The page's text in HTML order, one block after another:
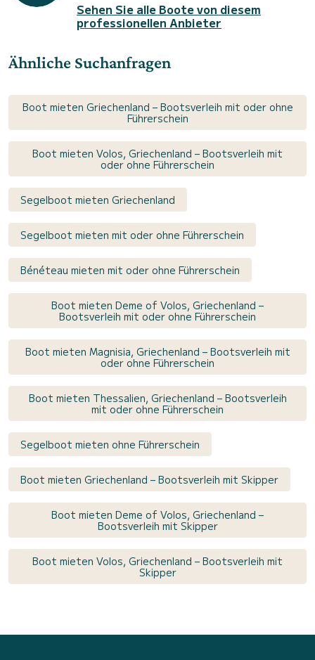
Sehen Sie alle Boote von diesem
professionellen Anbieter
Ähnliche Suchanfragen
Boot mieten Griechenland – Bootsverleih mit oder ohne
Führerschein
Boot mieten Volos, Griechenland – Bootsverleih mit
oder ohne Führerschein
Segelboot mieten Griechenland
Segelboot mieten mit oder ohne Führerschein
Bénéteau mieten mit oder ohne Führerschein
Boot mieten Deme of Volos, Griechenland –
Bootsverleih mit oder ohne Führerschein
Boot mieten Magnisia, Griechenland – Bootsverleih mit
oder ohne Führerschein
Boot mieten Thessalien, Griechenland – Bootsverleih
mit oder ohne Führerschein
Segelboot mieten ohne Führerschein
Boot mieten Griechenland – Bootsverleih mit Skipper
Boot mieten Deme of Volos, Griechenland –
Bootsverleih mit Skipper
Boot mieten Volos, Griechenland – Bootsverleih mit
Skipper